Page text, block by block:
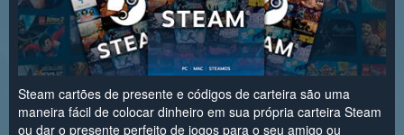
Steam cartões de presente e códigos de carteira são uma
maneira fácil de colocar dinheiro em sua própria carteira Steam
ou dar o presente perfeito de jogos para o seu amigo ou